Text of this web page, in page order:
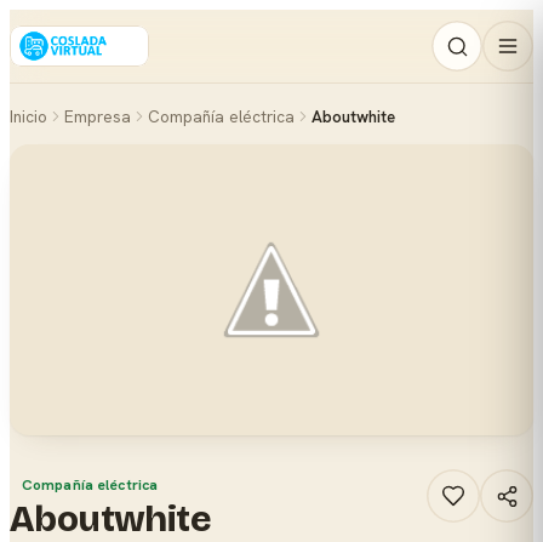
Inicio Empresa Compañía eléctrica Aboutwhite
Compañía eléctrica
Aboutwhite